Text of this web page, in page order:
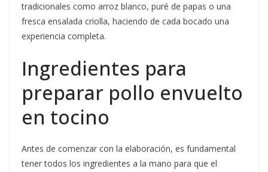
tradicionales como arroz blanco, puré de papas o una
fresca ensalada criolla, haciendo de cada bocado una
experiencia completa.
Ingredientes para
preparar pollo envuelto
en tocino
Antes de comenzar con la elaboración, es fundamental
tener todos los ingredientes a la mano para que el